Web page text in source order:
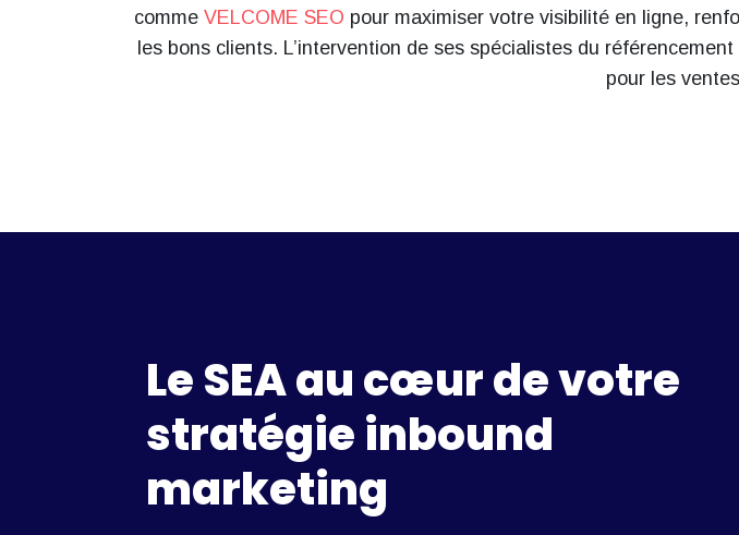
comme VELCOME SEO pour maximiser votre visibilité en ligne,
les bons clients. L’intervention de ses spécialistes du
pour les
Le SEA au cœur de votre
stratégie inbound
marketing